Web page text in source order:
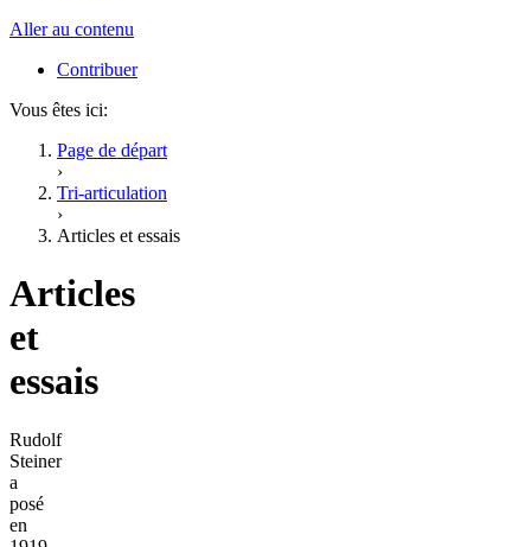
Aller au contenu
Contribuer
Vous êtes ici:
Page de départ
›
Tri-articulation
›
Articles et essais
Articles
et
essais
Rudolf
Steiner
a
posé
en